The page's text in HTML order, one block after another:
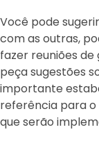
Você pode
com as outras,
fazer reuniões
peça sugestões
importante
referência para o
que serão